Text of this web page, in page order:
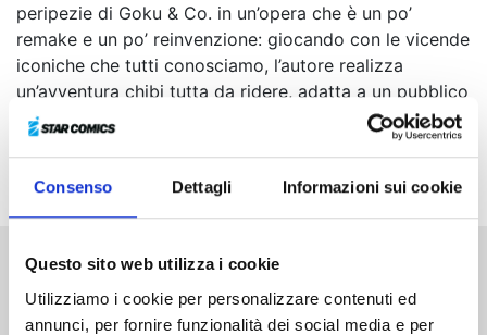
Consenso Dettagli Informazioni sui cookie
Questo sito web utilizza i cookie
Utilizziamo i cookie per personalizzare contenuti ed
annunci, per fornire funzionalità dei social media e per
peripezie di Goku & Co. in un’opera che è un po’
remake e un po’ reinvenzione: giocando con le vicende
iconiche che tutti conosciamo, l’autore realizza
un’avventura chibi tutta da ridere, adatta a un pubblico
di ogni età!
Siete pronti a ripartire in cerca delle Sfere del Drago?
Altri volumi della serie